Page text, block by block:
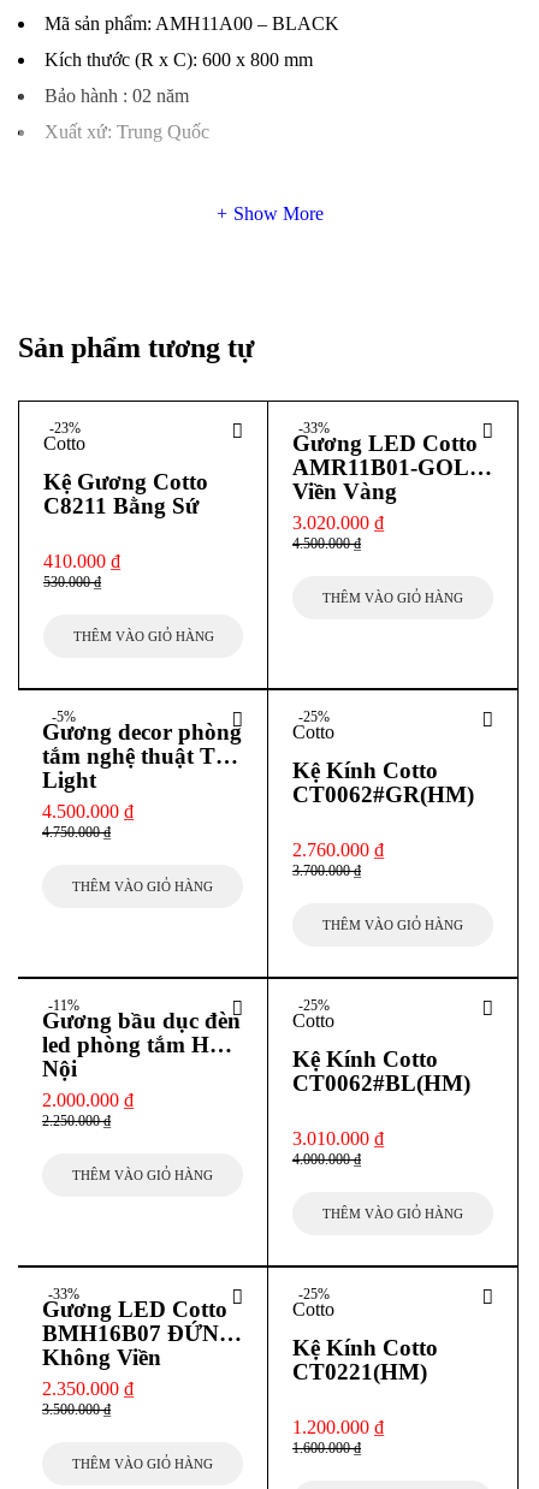
Mã sản phẩm: AMH11A00 – BLACK
Kích thước (R x C): 600 x 800 mm
Bảo hành : 02 năm
Xuất xứ: Trung Quốc
Show More
Sản phẩm tương tự
-23%
Cotto
Kệ Gương Cotto
C8211 Bằng Sứ
530.000₫
410.000 ₫
THÊM VÀO GIỎ HÀNG
-33%
Gương LED Cotto
AMR11B01-GOLD
Viền Vàng
4.500.000₫
3.020.000 ₫
THÊM VÀO GIỎ HÀNG
-5%
Gương decor phòng
tắm nghệ thuật The
Light
4.750.000₫
4.500.000 ₫
THÊM VÀO GIỎ HÀNG
-25%
Cotto
Kệ Kính Cotto
CT0062#GR(HM)
3.700.000₫
2.760.000 ₫
THÊM VÀO GIỎ HÀNG
-11%
Gương bầu dục đèn
led phòng tắm Hà
Nội
2.250.000₫
2.000.000 ₫
THÊM VÀO GIỎ HÀNG
-25%
Cotto
Kệ Kính Cotto
CT0062#BL(HM)
4.000.000₫
3.010.000 ₫
THÊM VÀO GIỎ HÀNG
-33%
Gương LED Cotto
BMH16B07 ĐỨNG
Không Viền
3.500.000₫
2.350.000 ₫
THÊM VÀO GIỎ HÀNG
-25%
Cotto
Kệ Kính Cotto
CT0221(HM)
1.600.000₫
1.200.000 ₫